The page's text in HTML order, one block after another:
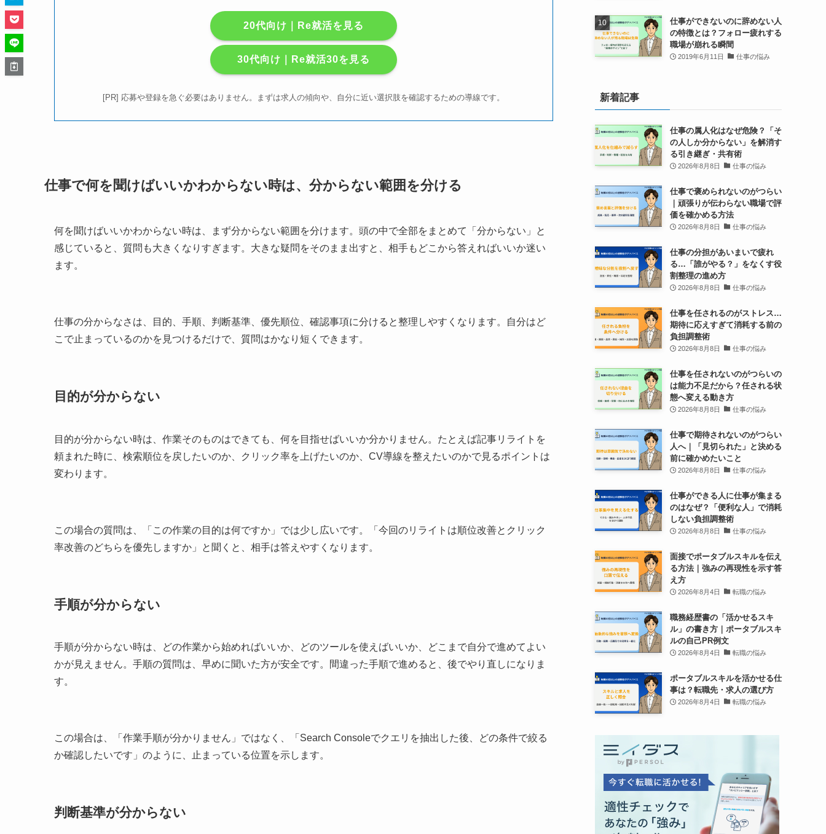
20代向け｜Re就活を見る
30代向け｜Re就活30を見る
[PR] 応募や登録を急ぐ必要はありません。まずは求人の傾向や、自分に近い選択肢を確認するための導線です。
仕事で何を聞けばいいかわからない時は、分からない範囲を分ける
何を聞けばいいかわからない時は、まず分からない範囲を分けます。頭の中で全部をまとめて「分からない」と
感じていると、質問も大きくなりすぎます。大きな疑問をそのまま出すと、相手もどこから答えればいいか迷い
ます。
仕事の分からなさは、目的、手順、判断基準、優先順位、確認事項に分けると整理しやすくなります。自分はど
こで止まっているのかを見つけるだけで、質問はかなり短くできます。
目的が分からない
目的が分からない時は、作業そのものはできても、何を目指せばいいか分かりません。たとえば記事リライトを
頼まれた時に、検索順位を戻したいのか、クリック率を上げたいのか、CV導線を整えたいのかで見るポイントは
変わります。
この場合の質問は、「この作業の目的は何ですか」では少し広いです。「今回のリライトは順位改善とクリック
率改善のどちらを優先しますか」と聞くと、相手は答えやすくなります。
手順が分からない
手順が分からない時は、どの作業から始めればいいか、どのツールを使えばいいか、どこまで自分で進めてよい
かが見えません。手順の質問は、早めに聞いた方が安全です。間違った手順で進めると、後でやり直しになりま
す。
この場合は、「作業手順が分かりません」ではなく、「Search Consoleでクエリを抽出した後、どの条件で絞る
か確認したいです」のように、止まっている位置を示します。
判断基準が分からない
仕事ができないのに辞めない人
の特徴とは？フォロー疲れする
職場が崩れる瞬間
2019年6月11日 仕事の悩み
新着記事
仕事の属人化はなぜ危険？「そ
の人しか分からない」を解消す
る引き継ぎ・共有術
2026年8月8日 仕事の悩み
仕事で褒められないのがつらい
｜頑張りが伝わらない職場で評
価を確かめる方法
2026年8月8日 仕事の悩み
仕事の分担があいまいで疲れ
る…「誰がやる？」をなくす役
割整理の進め方
2026年8月8日 仕事の悩み
仕事を任されるのがストレス…
期待に応えすぎて消耗する前の
負担調整術
2026年8月8日 仕事の悩み
仕事を任されないのがつらいの
は能力不足だから？任される状
態へ変える動き方
2026年8月8日 仕事の悩み
仕事で期待されないのがつらい
人へ｜「見切られた」と決める
前に確かめたいこと
2026年8月8日 仕事の悩み
仕事ができる人に仕事が集まる
のはなぜ？「便利な人」で消耗
しない負担調整術
2026年8月8日 仕事の悩み
面接でポータブルスキルを伝え
る方法｜強みの再現性を示す答
え方
2026年8月4日 転職の悩み
職務経歴書の「活かせるスキ
ル」の書き方｜ポータブルスキ
ルの自己PR例文
2026年8月4日 転職の悩み
ポータブルスキルを活かせる仕
事は？転職先・求人の選び方
2026年8月4日 転職の悩み